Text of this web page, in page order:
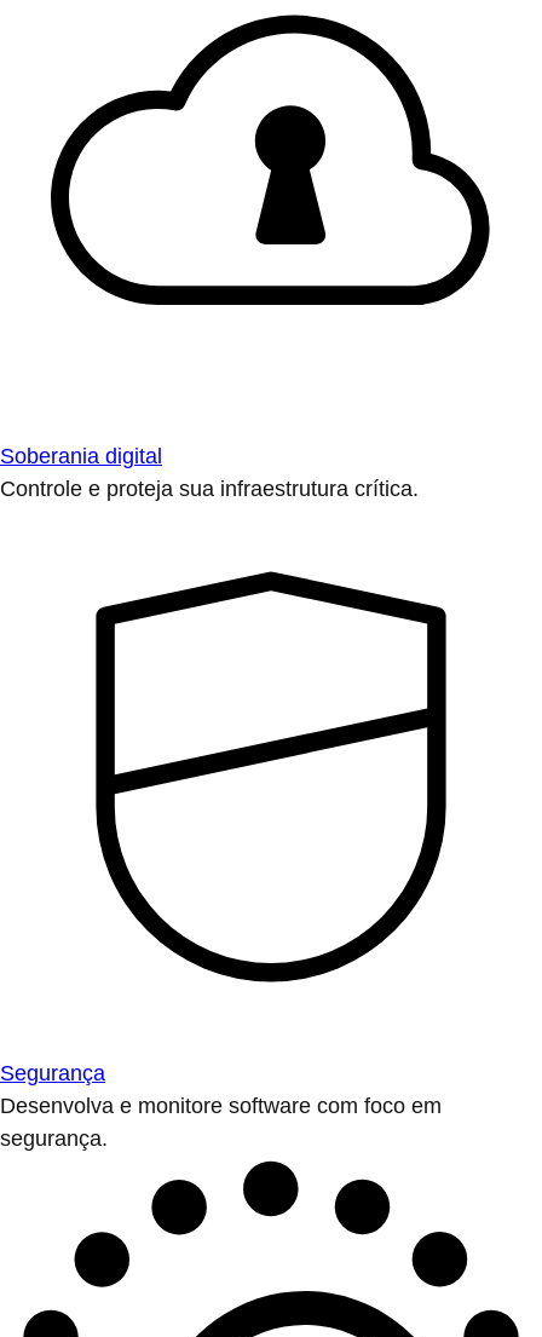
Soberania digital
Controle e proteja sua infraestrutura crítica.
Segurança
Desenvolva e monitore software com foco em
segurança.